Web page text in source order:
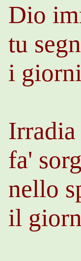
Dio
tu
i
Irradia
fa'
nello
il